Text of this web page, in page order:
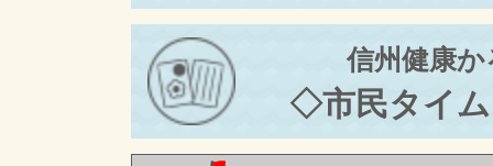
信州健康
◇市民タイ